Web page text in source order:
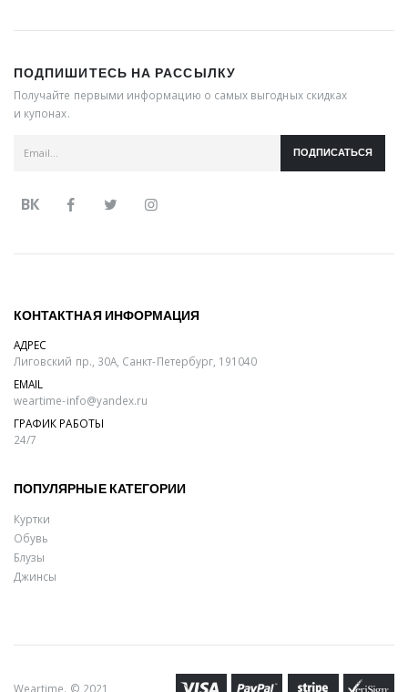
ПОДПИШИТЕСЬ НА РАССЫЛКУ
Получайте первыми информацию о самых выгодных скидках
и купонах.
ПОДПИСАТЬСЯ
ВК
КОНТАКТНАЯ ИНФОРМАЦИЯ
АДРЕС
Лиговский пр., 30А, Санкт-Петербург, 191040
EMAIL
weartime-info@yandex.ru
ГРАФИК РАБОТЫ
24/7
ПОПУЛЯРНЫЕ КАТЕГОРИИ
Куртки
Обувь
Блузы
Джинсы
Weartime. © 2021